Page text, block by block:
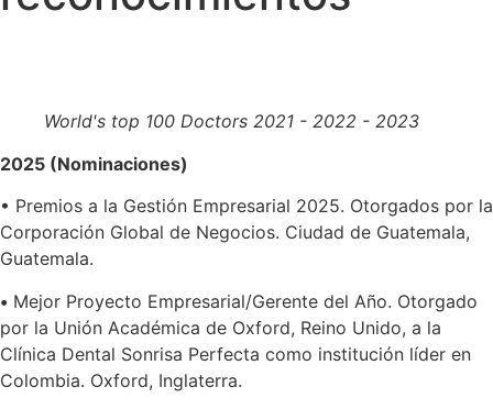
World's top 100 Doctors 2021 - 2022 - 2023
2025 (Nominaciones)
• Premios a la Gestión Empresarial 2025. Otorgados por la
Corporación Global de Negocios. Ciudad de Guatemala,
Guatemala.
• Mejor Proyecto Empresarial/Gerente del Año. Otorgado
por la Unión Académica de Oxford, Reino Unido, a la
Clínica Dental Sonrisa Perfecta como institución líder en
Colombia. Oxford, Inglaterra.